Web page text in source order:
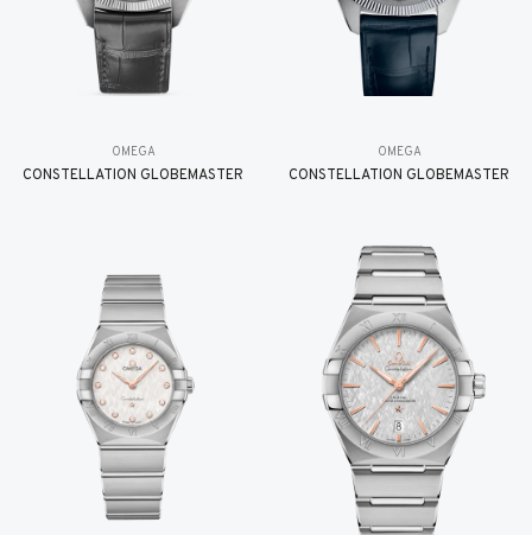
OMEGA
CONSTELLATION GLOBEMASTER
OMEGA
CONSTELLATION GLOBEMASTER